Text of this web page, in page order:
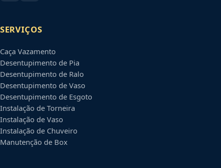
SERVIÇOS
Caça Vazamento
Desentupimento de Pia
Desentupimento de Ralo
Desentupimento de Vaso
Desentupimento de Esgoto
Instalação de Torneira
Instalação de Vaso
Instalação de Chuveiro
Manutenção de Box